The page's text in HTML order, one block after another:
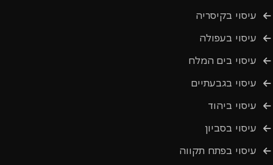
עיסוי בקיסריה
עיסוי בעפולה
עיסוי בים המלח
עיסוי בגבעתיים
עיסוי ביהוד
עיסוי בסביון
עיסוי בפתח תקווה